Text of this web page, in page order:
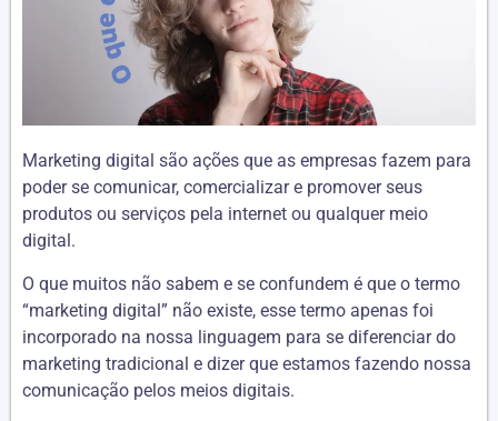
Marketing digital são ações que as empresas fazem para
poder se comunicar, comercializar e promover seus
produtos ou serviços pela internet ou qualquer meio
digital.
O que muitos não sabem e se confundem é que o termo
“marketing digital” não existe, esse termo apenas foi
incorporado na nossa linguagem para se diferenciar do
marketing tradicional e dizer que estamos fazendo nossa
comunicação pelos meios digitais.